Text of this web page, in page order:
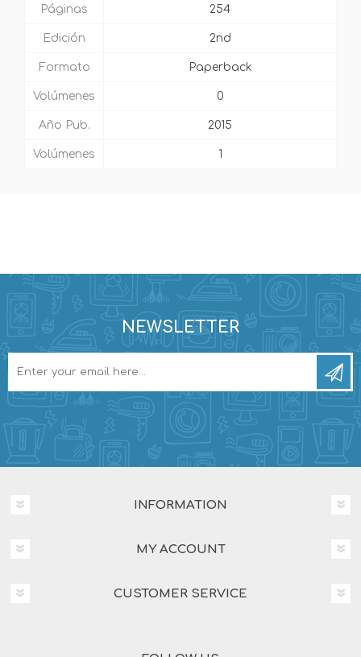
Páginas 254
Edición 2nd
Formato Paperback
Volúmenes 0
Año Pub. 2015
Volúmenes 1
NEWSLETTER
INFORMATION
MY ACCOUNT
CUSTOMER SERVICE